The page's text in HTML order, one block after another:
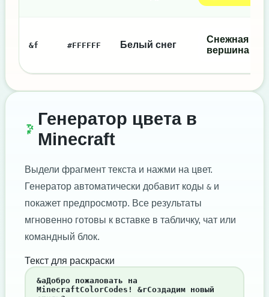
&f #FFFFFF Белый снег
Снежная
вершина
Генератор цвета в
Minecraft
Выдели фрагмент текста и нажми на цвет.
Генератор автоматически добавит коды & и
покажет предпросмотр. Все результаты
мгновенно готовы к вставке в табличку, чат или
командный блок.
Текст для раскраски